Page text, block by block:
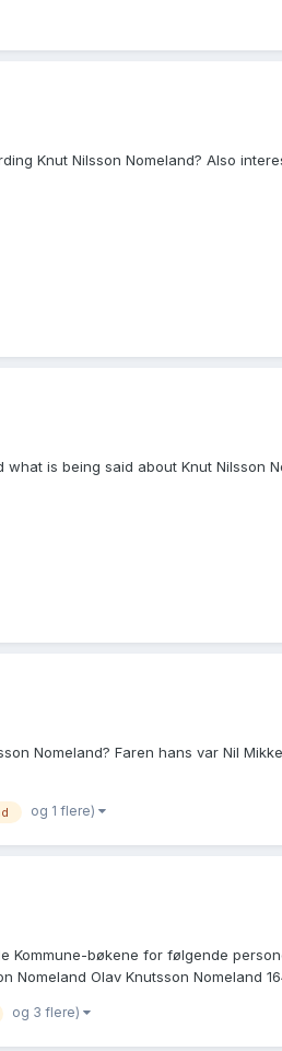
Knut Nilsson Nomeland? Also
is being said about Knut Nilsson
Nomeland? Faren hans var Nil
og 1 flere)
bøkene for følgende
Nomeland Olav Knutsson Nomeland
og 3 flere)